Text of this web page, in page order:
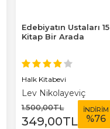
Edebiyatın Ustaları 15
Kitap Bir Arada
Halk Kitabevi
Lev Nikolayeviç
Tolstoy
1.500,00TL
349,00TL
İNDİRİM
%76